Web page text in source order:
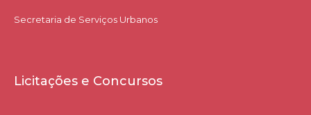
Secretaria de Serviços Urbanos
Licitações e Concursos